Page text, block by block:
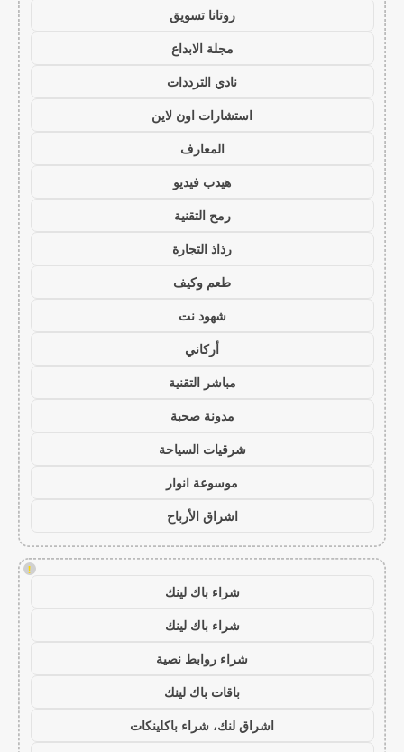
روتانا تسويق
مجلة الابداع
نادي الترددات
استشارات اون لاين
المعارف
هيدب فيديو
رمح التقنية
رذاذ التجارة
طعم وكيف
شهود نت
أركاني
مباشر التقنية
مدونة صحبة
شرقيات السياحة
موسوعة انوار
اشراق الأرباح
!
شراء باك لينك
شراء باك لينك
شراء روابط نصية
باقات باك لينك
اشراق لنك، شراء باكلينكات